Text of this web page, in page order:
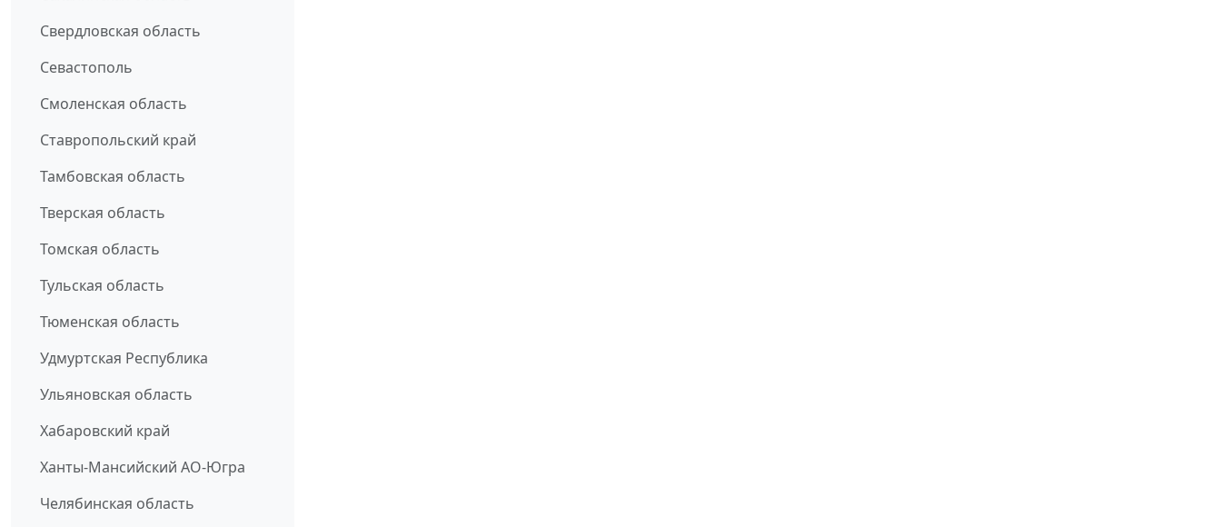
Свердловская область
Севастополь
Смоленская область
Ставропольский край
Тамбовская область
Тверская область
Томская область
Тульская область
Тюменская область
Удмуртская Республика
Ульяновская область
Хабаровский край
Ханты-Мансийский АО-Югра
Челябинская область